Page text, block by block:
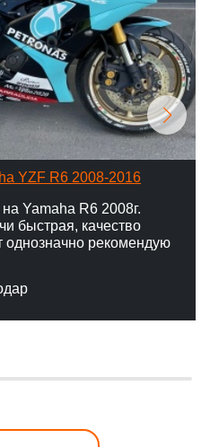
YZF R6 2008-2016
Yamaha R6 2008г.
быстрая, качество
однозначно рекомендую